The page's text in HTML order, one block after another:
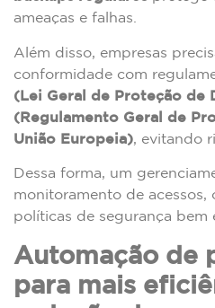
ameaças e falhas.
Além disso, empresas
conformidade com
(Lei Geral de Proteção de
(Regulamento Geral de
União Europeia), evitando
Dessa forma, um
monitoramento de
políticas de segurança bem
Automação de
para mais